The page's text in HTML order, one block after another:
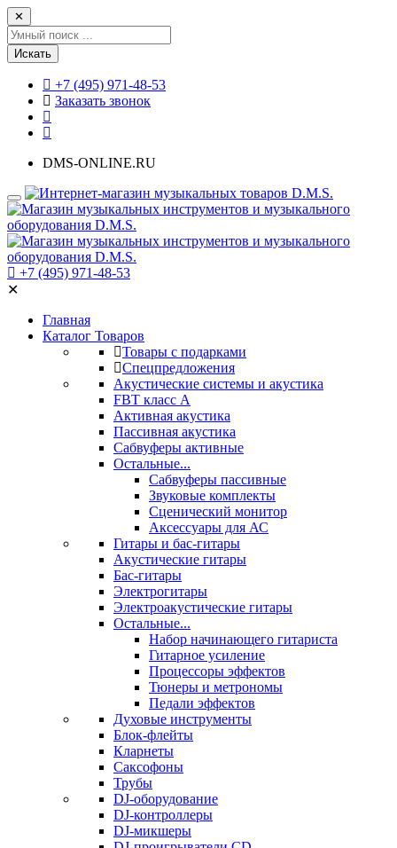
✕
Искать
+7 (495) 971-48-53
Заказать звонок
DMS-ONLINE.RU
+7 (495) 971-48-53
✕
Главная
Каталог Товаров
Товары с подарками
Спецпредложения
Акустические системы и акустика
FBT класс А
Активная акустика
Пассивная акустика
Сабвуферы активные
Остальные...
Сабвуферы пассивные
Звуковые комплекты
Сценический монитор
Аксессуары для АС
Гитары и бас-гитары
Акустические гитары
Бас-гитары
Электрогитары
Электроакустические гитары
Остальные...
Набор начинающего гитариста
Гитарное усиление
Процессоры эффектов
Тюнеры и метрономы
Педали эффектов
Духовые инструменты
Блок-флейты
Кларнеты
Саксофоны
Трубы
DJ-оборудование
DJ-контроллеры
DJ-микшеры